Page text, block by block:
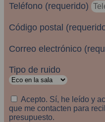
Teléfono (requerido)
Código postal
Correo electrónico
Tipo de ruido
Acepto. Sí, he leído y
que me contacten para
presupuesto.